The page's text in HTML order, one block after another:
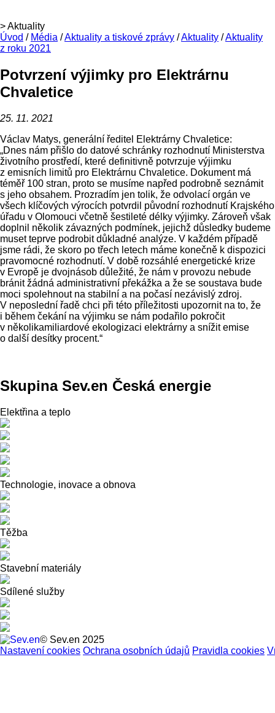
> Aktuality
Úvod / Média /Aktuality a tiskové zprávy /Aktuality /Aktuality
z roku 2021
Potvrzení výjimky pro Elektrárnu
Chvaletice
25. 11. 2021
Václav Matys, generální ředitel Elektrárny Chvaletice:
„Dnes nám přišlo do datové schránky rozhodnutí Ministerstva
životního prostředí, které definitivně potvrzuje výjimku
z emisních limitů pro Elektrárnu Chvaletice. Dokument má
téměř 100 stran, proto se musíme napřed podrobně seznámit
s jeho obsahem. Prozradím jen tolik, že odvolací orgán ve
všech klíčových výrocích potvrdil původní rozhodnutí Krajského
úřadu v Olomouci včetně šestileté délky výjimky. Zároveň však
doplnil několik závazných podmínek, jejichž důsledky budeme
muset teprve podrobit důkladné analýze. V každém případě
jsme rádi, že skoro po třech letech máme konečně k dispozici
pravomocné rozhodnutí. V době rozsáhlé energetické krize
v Evropě je dvojnásob důležité, že nám v provozu nebude
bránit žádná administrativní překážka a že se soustava bude
moci spolehnout na stabilní a na počasí nezávislý zdroj.
V neposlední řadě chci při této příležitosti upozornit na to, že
i během čekání na výjimku se nám podařilo pokročit
v několikamiliardové ekologizaci elektrárny a snížit emise
o další desítky procent.“
Skupina Sev.en Česká energie
Elektřina a teplo
Technologie, inovace a obnova
Těžba
Stavební materiály
Sdílené služby
© Sev.en 2025
Nastavení cookies Ochrana osobních údajů Pravidla cookies